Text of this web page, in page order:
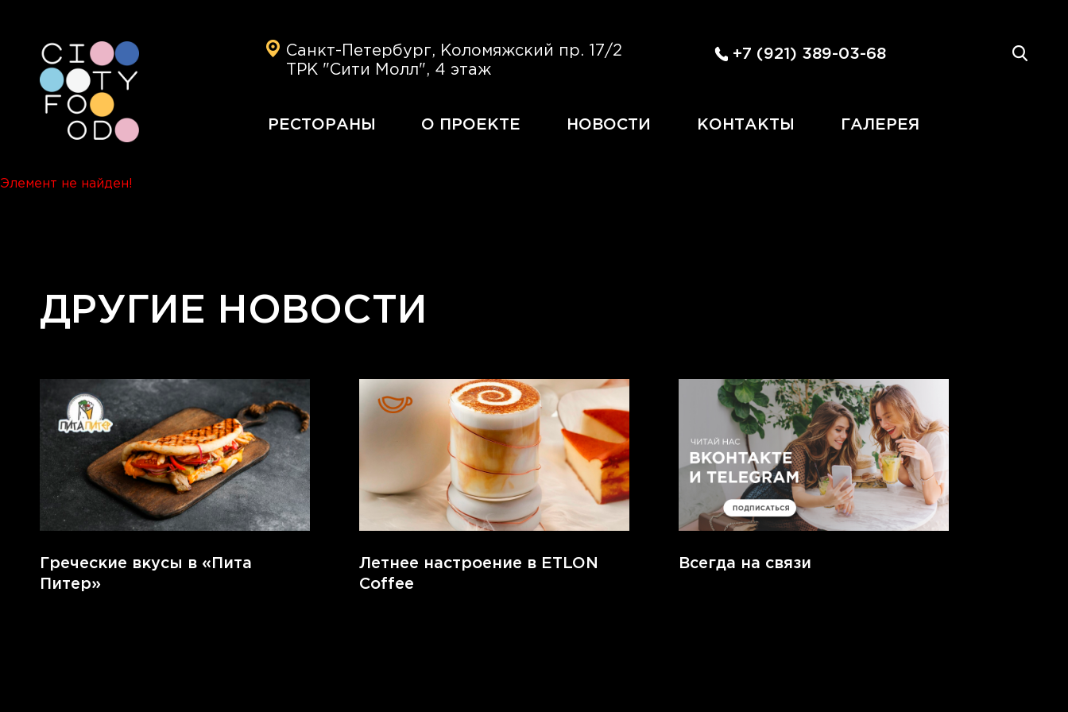
Санкт-Петербург, Коломяжский пр. 17/2
ТРК "Сити Молл", 4 этаж
+7 (921) 389-03-68
РЕСТОРАНЫ О ПРОЕКТЕ НОВОСТИ КОНТАКТЫ ГАЛЕРЕЯ
Элемент не найден!
ДРУГИЕ НОВОСТИ
Греческие вкусы в «Пита
Питер»
Летнее настроение в ETLON
Coffee
Всегда на связи